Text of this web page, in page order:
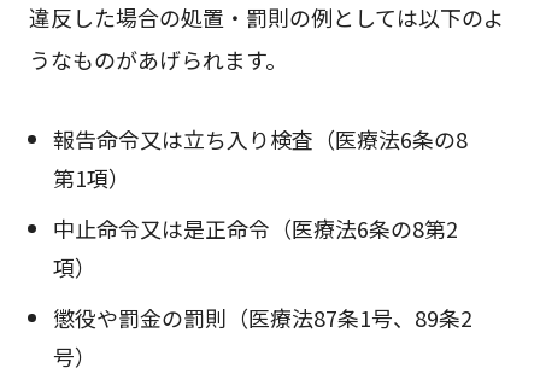
違反した場合の処置・罰則の例としては以下のよ
うなものがあげられます。
報告命令又は立ち入り検査（医療法6条の8
第1項）
中止命令又は是正命令（医療法6条の8第2
項）
懲役や罰金の罰則（医療法87条1号、89条2
号）